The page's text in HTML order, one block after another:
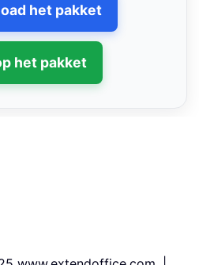
het pakket
het pakket